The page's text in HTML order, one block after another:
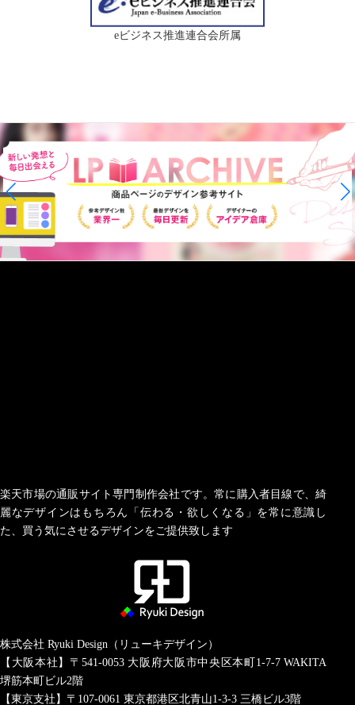
eビジネス推進連合会所属
楽天市場の通販サイト専門制作会社です。常に購入者目線で、綺
麗なデザインはもちろん「伝わる・欲しくなる」を常に意識し
た、買う気にさせるデザインをご提供致します
株式会社 Ryuki Design（リューキデザイン）
【大阪本社】〒541-0053大阪府大阪市中央区本町1-7-7 WAKITA
堺筋本町ビル2階
【東京支社】〒107-0061 東京都港区北青山1-3-3 三橋ビル3階